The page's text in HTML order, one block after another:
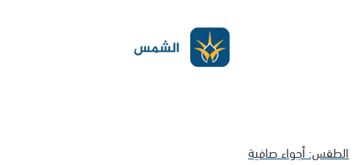
الطقس: أجواء صافية